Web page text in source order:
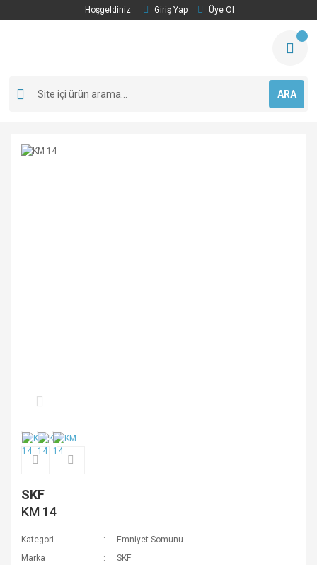
Hoşgeldiniz Giriş Yap Üye Ol
ARA
SKF
KM 14
Kategori
Emniyet Somunu
Marka
SKF